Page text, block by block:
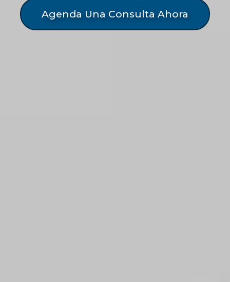
Agenda Una Consulta Ahora